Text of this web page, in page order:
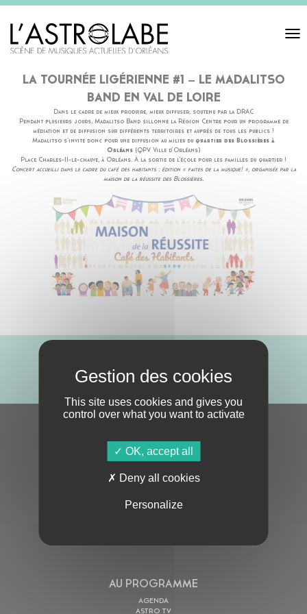
Toggle
LA TOURNÉE LIGÉRIENNE #1 – LE MADALITSO
BAND EN VAL DE LOIRE
Dans le cadre de mieux produire, mieux diffuser, soutenu par la DRAC
Pendant plusieurs jours, Madalitso Band sillonne la Région Centre pour un programme de
médiation et de diffusion sur différents territoires et auprès de tous les publics !
Madalitso s’invite donc pour une diffusion au milieu du quartier des Blossières à
Orléans(QPV Ville d’Orléans)
Place Charles-II-le-chauve, à Orléans. À la sortie de l’école pour les familles du quartier !
Concert accueilli dans le cadre du café des habitants : édition « faites de la musique! », organisée par la
maison de la réussite des Blossières.
ABONNE-TOI !
AU PROGRAMME
AGENDA
ASTRO TV
This site uses cookies and gives you
control over what you want to activate
OK, accept all
Deny all cookies
Personalize